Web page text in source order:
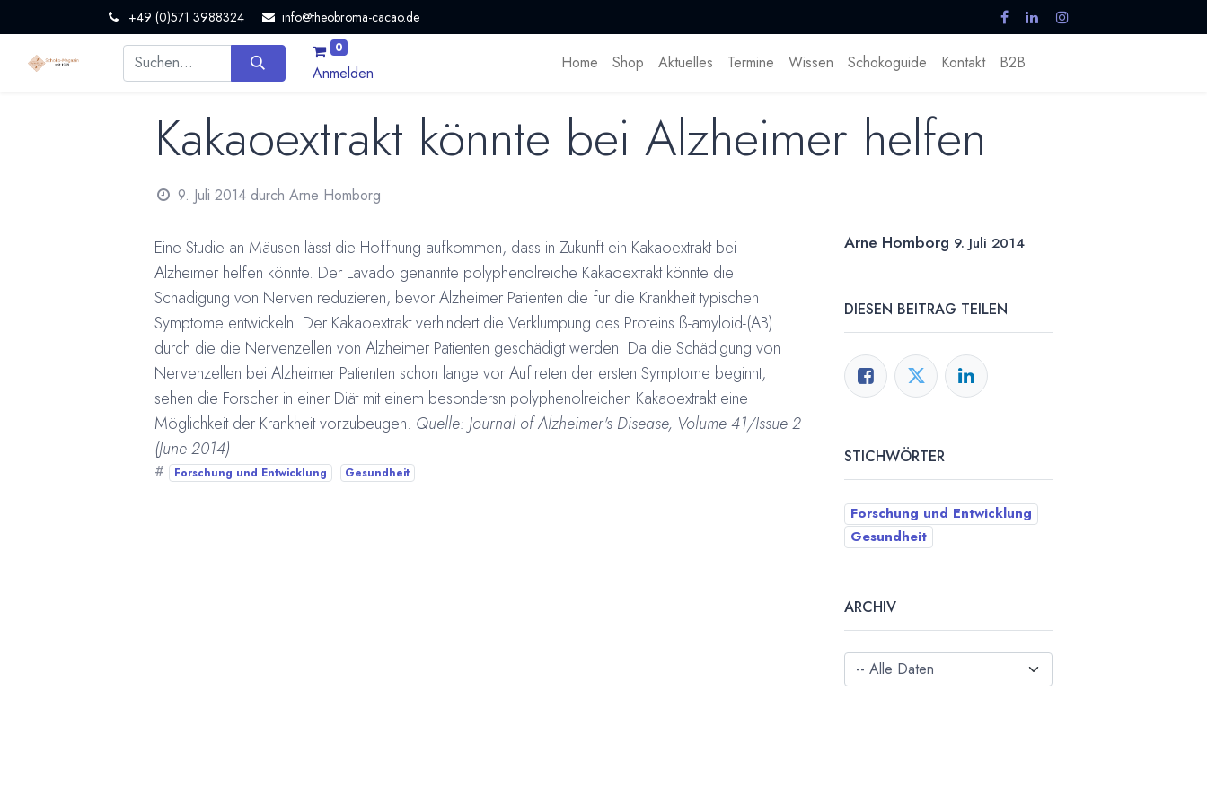
+49 (0)571 3988324 info@theobroma-cacao.de
0
Anmelden
Home Shop Aktuelles Termine Wissen Schokoguide Kontakt B2B
Kakaoextrakt könnte bei Alzheimer helfen
9. Juli 2014 durch Arne Homborg
Eine Studie an Mäusen lässt die Hoffnung aufkommen, dass in Zukunft ein Kakaoextrakt bei
Alzheimer helfen könnte. Der Lavado genannte polyphenolreiche Kakaoextrakt könnte die
Schädigung von Nerven reduzieren, bevor Alzheimer Patienten die für die Krankheit typischen
Symptome entwickeln. Der Kakaoextrakt verhindert die Verklumpung des Proteins ß-amyloid-(AB)
durch die die Nervenzellen von Alzheimer Patienten geschädigt werden. Da die Schädigung von
Nervenzellen bei Alzheimer Patienten schon lange vor Auftreten der ersten Symptome beginnt,
sehen die Forscher in einer Diät mit einem besondersn polyphenolreichen Kakaoextrakt eine
Möglichkeit der Krankheit vorzubeugen. Quelle: Journal of Alzheimer's Disease, Volume 41/Issue 2
(June 2014)
# Forschung und Entwicklung Gesundheit
Arne Homborg 9. Juli 2014
DIESEN BEITRAG TEILEN
STICHWÖRTER
Forschung und Entwicklung
Gesundheit
ARCHIV